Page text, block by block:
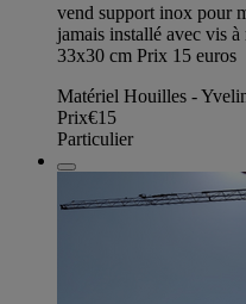
vend support inox pour
jamais installé avec vis
33x30 cm Prix 15 euros
Matériel Houilles -
Prix€15
Particulier